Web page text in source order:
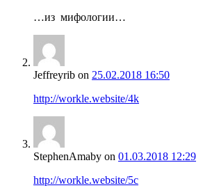
…из мифологии…
Jeffreyrib on 25.02.2018 16:50
http://workle.website/4k
StephenAmaby on 01.03.2018 12:29
http://workle.website/5c